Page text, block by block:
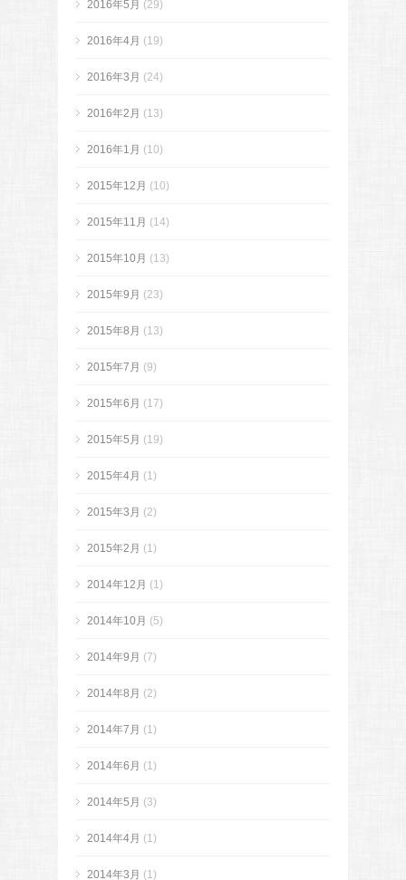
2016年5月 (29)
2016年4月 (19)
2016年3月 (24)
2016年2月 (13)
2016年1月 (10)
2015年12月 (10)
2015年11月 (14)
2015年10月 (13)
2015年9月 (23)
2015年8月 (13)
2015年7月 (9)
2015年6月 (17)
2015年5月 (19)
2015年4月 (1)
2015年3月 (2)
2015年2月 (1)
2014年12月 (1)
2014年10月 (5)
2014年9月 (7)
2014年8月 (2)
2014年7月 (1)
2014年6月 (1)
2014年5月 (3)
2014年4月 (1)
2014年3月 (1)